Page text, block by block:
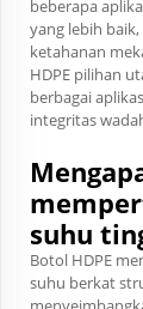
beberapa
yang lebih
ketahanan
HDPE pilihan
berbagai
integritas
suhu
Botol HDPE
suhu berkat